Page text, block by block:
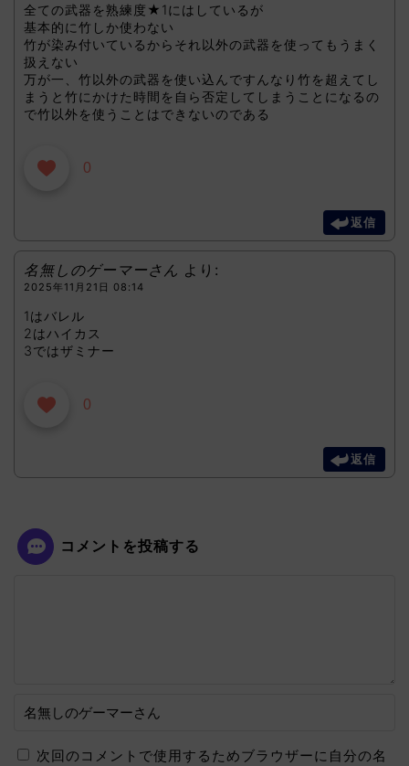
全ての武器を熟練度★1にはしているが
基本的に竹しか使わない
竹が染み付いているからそれ以外の武器を使ってもうまく
扱えない
万が一、竹以外の武器を使い込んですんなり竹を超えてし
まうと竹にかけた時間を自ら否定してしまうことになるの
で竹以外を使うことはできないのである
0
返信
名無しのゲーマーさん より:
2025年11月21日 08:14
1はバレル
2はハイカス
3ではザミナー
0
返信
コメントを投稿する
次回のコメントで使用するためブラウザーに自分の名